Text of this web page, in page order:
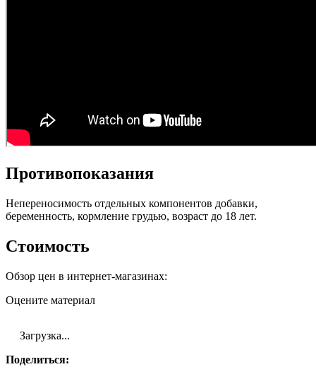
Противопоказания
Непереносимость отдельных компонентов добавки,
беременность, кормление грудью, возраст до 18 лет.
Стоимость
Обзор цен в интернет-магазинах:
Оцените материал
Загрузка...
Поделиться: